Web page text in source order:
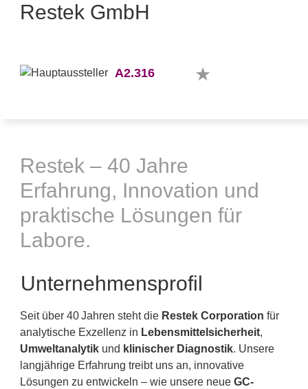
Restek GmbH
A2.316
Restek – 40 Jahre
Erfahrung, Innovation und
praktische Lösungen für
Labore.
Unternehmensprofil
Seit über 40 Jahren steht die Restek Corporation für
analytische Exzellenz in Lebensmittelsicherheit,
Umweltanalytik und klinischer Diagnostik. Unsere
langjährige Erfahrung treibt uns an, innovative
Lösungen zu entwickeln – wie unsere neue GC-